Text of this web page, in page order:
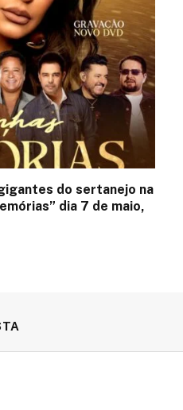
do sertanejo na
dia 7 de maio,